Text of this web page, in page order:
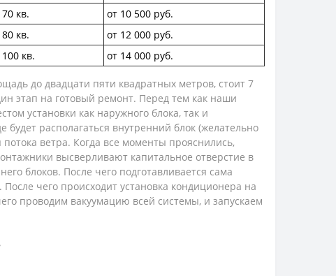
кв.
от 10 500 руб.
кв.
от 12 000 руб.
кв. от 14 000 руб.
до двадцати пяти квадратных метров, стоит 7
этап на готовый ремонт. Перед тем как наши
установки как наружного блока, так и
располагаться внутренний блок (желательно
ветра. Когда все моменты прояснились,
высверливают капитальное отверстие в
блоков. После чего подготавливается сама
чего происходит установка кондиционера на
проводим вакуумацию всей системы, и запускаем